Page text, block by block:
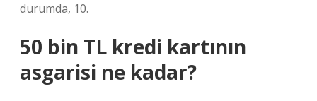
durumda, 10.
50 bin TL kredi kartının
asgarisi ne kadar?